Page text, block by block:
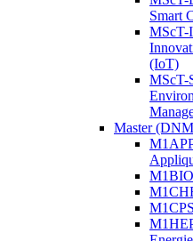
Smart
MScT-
(IoT)
MScT-
Master